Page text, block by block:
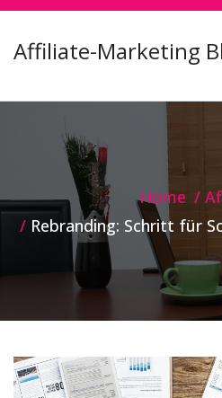
Affiliate-Marketing
Home
Rebranding: Schritt für